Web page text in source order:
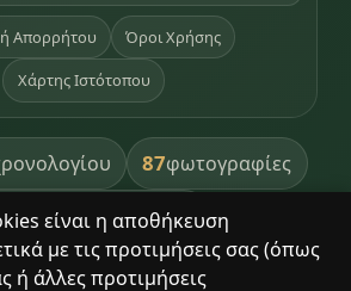
είναι η αποθήκευση
με τις προτιμήσεις σας (όπως
ή άλλες προτιμήσεις
Απορρήτου Όροι Χρήσης
Χάρτης Ιστότοπου
87φωτογραφίες
βιβλία βιβλιοθήκης
κληρονομιάς